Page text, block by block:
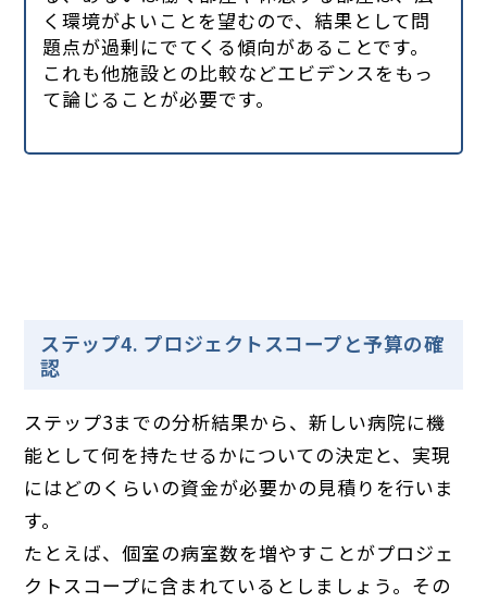
く環境がよいことを望むので、結果として問
題点が過剰にでてくる傾向があることです。
これも他施設との比較などエビデンスをもっ
て論じることが必要です。
ステップ4. プロジェクトスコープと予算の確
認
ステップ3までの分析結果から、新しい病院に機
能として何を持たせるかについての決定と、実現
にはどのくらいの資金が必要かの見積りを行いま
す。
たとえば、個室の病室数を増やすことがプロジェ
クトスコープに含まれているとしましょう。その